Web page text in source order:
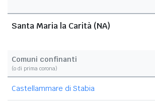
Santa Maria la Carità (NA)
Comuni confinanti
(o di prima corona)
Castellammare di Stabia